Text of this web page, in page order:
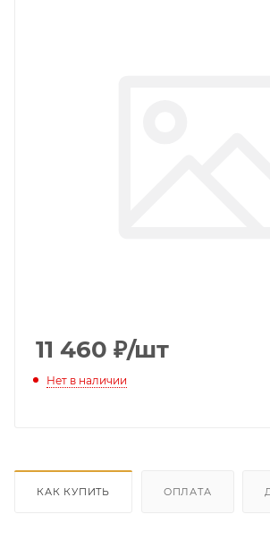
11 460 ₽/шт
Нет в наличии
КАК КУПИТЬ ОПЛАТА